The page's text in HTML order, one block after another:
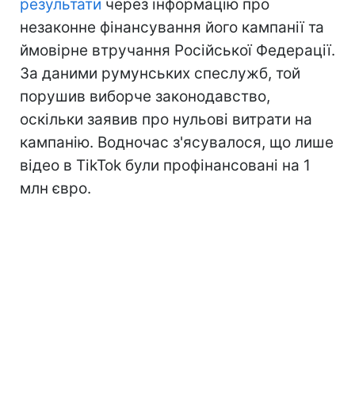
результати через інформацію про
незаконне фінансування його кампанії та
ймовірне втручання Російської Федерації.
За даними румунських спеслужб, той
порушив виборче законодавство,
оскільки заявив про нульові витрати на
кампанію. Водночас з'ясувалося, що лише
відео в TikTok були профінансовані на 1
млн євро.